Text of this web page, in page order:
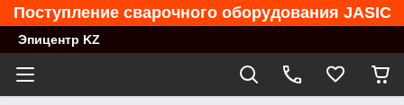
Поступление сварочного оборудования JASIC
Эпицентр KZ